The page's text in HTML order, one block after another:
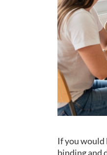
If you would
binding and